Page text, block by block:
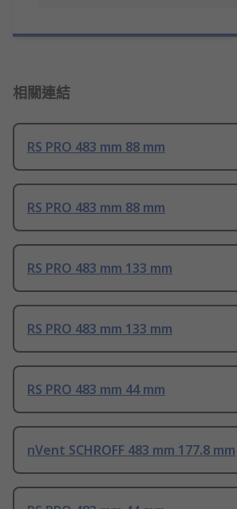
相關連結
RS PRO 483 mm 88 mm
RS PRO 483 mm 88 mm
RS PRO 483 mm 133 mm
RS PRO 483 mm 133 mm
RS PRO 483 mm 44 mm
nVent SCHROFF 483 mm 177.8 mm